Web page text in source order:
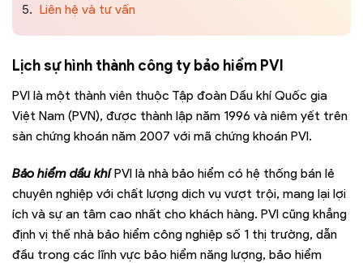
5. Liên hệ và tư vấn
Lịch sự hình thành công ty bảo hiểm PVI
PVI là một thành viên thuộc Tập đoàn Dầu khí Quốc gia
Việt Nam (PVN), được thành lập năm 1996 và niêm yết trên
sàn chứng khoán năm 2007 với mã chứng khoán PVI.
Bảo hiểm dầu khíPVI là nhà bảo hiểm có hệ thống bán lẻ
chuyên nghiệp với chất lượng dịch vụ vượt trội, mang lại lợi
ích và sự an tâm cao nhất cho khách hàng. PVI cũng khẳng
định vị thế nhà bảo hiểm công nghiệp số 1 thị trường, dẫn
đầu trong các lĩnh vực bảo hiểm năng lượng, bảo hiểm